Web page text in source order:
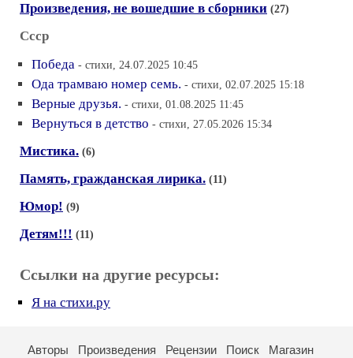
Произведения, не вошедшие в сборники (27)
Ссср
Победа - стихи, 24.07.2025 10:45
Ода трамваю номер семь. - стихи, 02.07.2025 15:18
Верные друзья. - стихи, 01.08.2025 11:45
Вернуться в детство - стихи, 27.05.2026 15:34
Мистика. (6)
Память, гражданская лирика. (11)
Юмор! (9)
Детям!!! (11)
Ссылки на другие ресурсы:
Я на стихи.ру
Авторы Произведения Рецензии Поиск
Магазин